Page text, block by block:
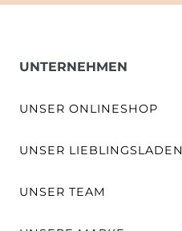
UNTERNEHMEN
UNSER ONLINESHOP
UNSER LIEBLINGSLADEN
UNSER TEAM